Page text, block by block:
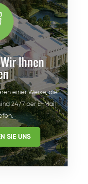
Ihnen
einer Weise, die
24/7 per E-Mail
SIE UNS